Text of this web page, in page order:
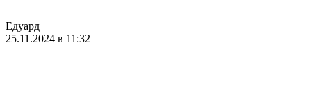
Едуард
25.11.2024 в 11:32